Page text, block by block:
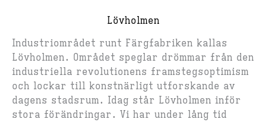
Lövholmen
Industriområdet runt Färgfabriken kallas
Lövholmen. Området speglar drömmar från den
industriella revolutionens framstegsoptimism
och lockar till konstnärligt utforskande av
dagens stadsrum. Idag står Lövholmen inför
stora förändringar. Vi har under lång tid